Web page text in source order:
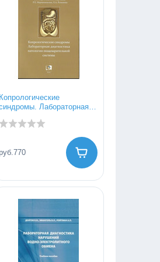
Копрологические
Лабораторная
пищеварительной системы.
руб.770